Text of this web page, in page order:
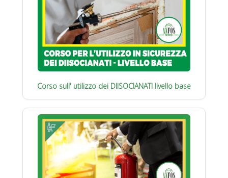
Corso sull' utilizzo dei DIISOCIANATI livello base